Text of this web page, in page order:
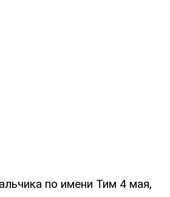
по имени Тим 4 мая,